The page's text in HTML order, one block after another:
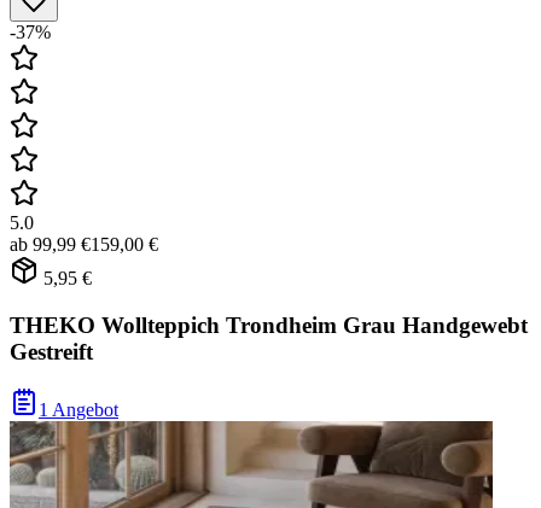
-37%
5.0
ab 99,99 €159,00 €
5,95 €
THEKO Wollteppich Trondheim Grau Handgewebt
Gestreift
1 Angebot